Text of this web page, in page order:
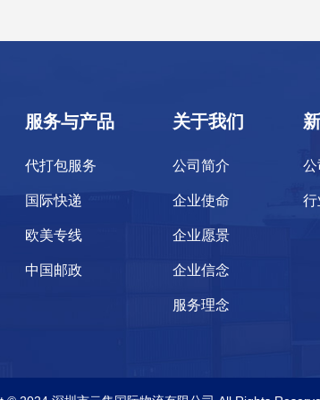
服务与产品
代打包服务
国际快递
欧美专线
中国邮政
关于我们
公司简介
企业使命
企业愿景
企业信念
服务理念
公
行